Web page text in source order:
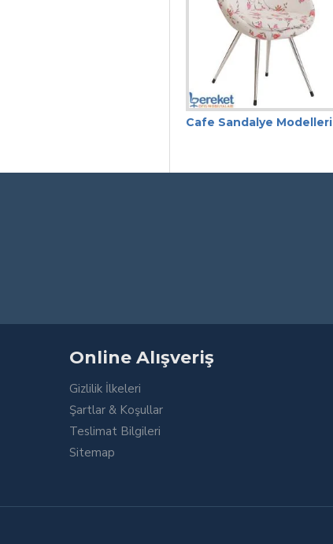
Cafe Sandalye Modelleri
Online Alışveriş
Gizlilik İlkeleri
Şartlar & Koşullar
Teslimat Bilgileri
Sitemap